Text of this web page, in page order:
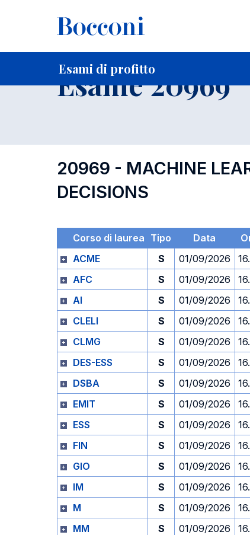
Esami di profitto
Home Per studenti iscritti
Esame 20969
20969 - MACHINE
DECISIONS
Corso di laurea Tipo Data
ACME
S 01/09/2026
AFC
S 01/09/2026
AI
S 01/09/2026
CLELI
S 01/09/2026
CLMG
S 01/09/2026
DES-ESS
S 01/09/2026
DSBA
S 01/09/2026
EMIT
S 01/09/2026
ESS
S 01/09/2026
FIN
S 01/09/2026
GIO
S 01/09/2026
IM
S 01/09/2026
M
S 01/09/2026
MM
S 01/09/2026